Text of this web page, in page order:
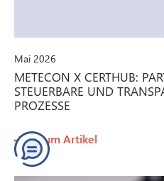
Mai 2026
METECON X CERTHUB:
STEUERBARE UND
PROZESSE
zum Artikel